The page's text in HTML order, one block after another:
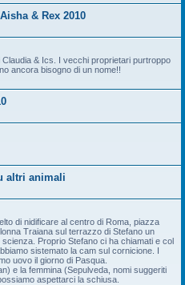
& Rex 2010
& Ics. I vecchi proprietari purtroppo
ancora bisogno di un nome!!
altri animali
di nidificare al centro di Roma, piazza
Traiana sul terrazzo di Stefano un
Proprio Stefano ci ha chiamati e col
sistemato la cam sul cornicione. I
uovo il giorno di Pasqua.
e la femmina (Sepulveda, nomi suggeriti
aspettarci la schiusa.